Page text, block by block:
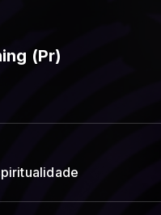
(Pr)